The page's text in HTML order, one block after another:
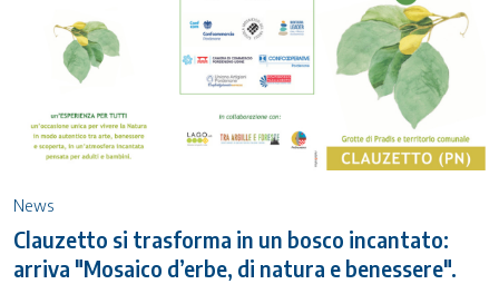
News
Clauzetto si trasforma in un bosco incantato:
arriva "Mosaico d’erbe, di natura e benessere".